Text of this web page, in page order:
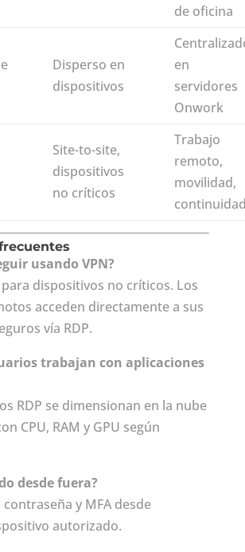
de oficina
Disperso en
dispositivos
en
servidores
Onwork
Site-to-site,
dispositivos
no críticos
Trabajo
remoto,
movilidad,
usando VPN?
dispositivos no críticos. Los
acceden directamente a sus
vía RDP.
trabajan con aplicaciones
RDP se dimensionan en la nube
CPU, RAM y GPU según
desde fuera?
y MFA desde
autorizado.